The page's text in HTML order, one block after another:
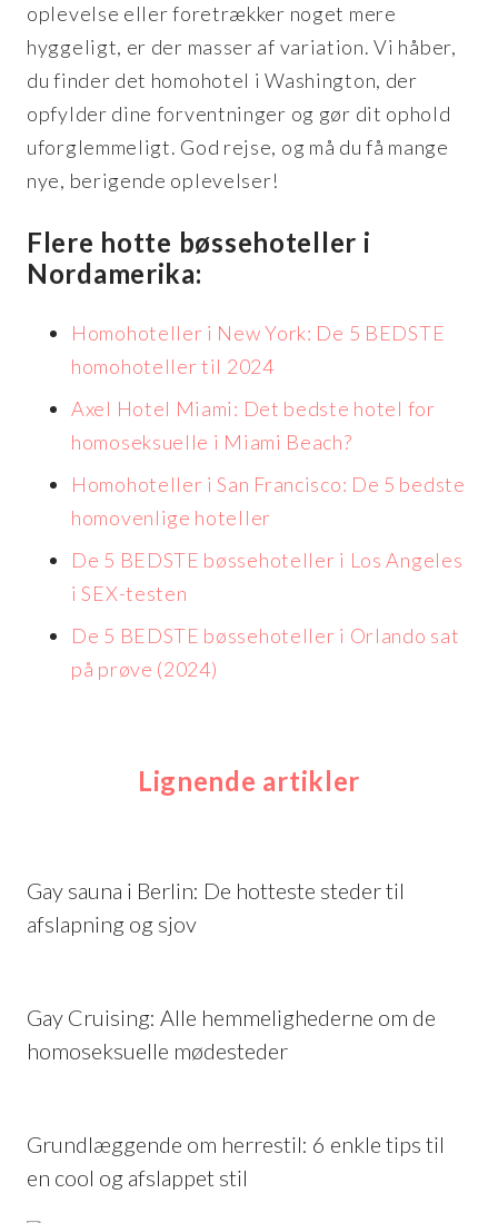
oplevelse eller foretrækker noget mere
hyggeligt, er der masser af variation. Vi håber,
du finder det homohotel i Washington, der
opfylder dine forventninger og gør dit ophold
uforglemmeligt. God rejse, og må du få mange
nye, berigende oplevelser!
Flere hotte bøssehoteller i
Nordamerika:
Homohoteller i New York: De 5 BEDSTE
homohoteller til 2024
Axel Hotel Miami: Det bedste hotel for
homoseksuelle i Miami Beach?
Homohoteller i San Francisco: De 5 bedste
homovenlige hoteller
De 5 BEDSTE bøssehoteller i Los Angeles
i SEX-testen
De 5 BEDSTE bøssehoteller i Orlando sat
på prøve (2024)
Lignende artikler
Gay sauna i Berlin: De hotteste steder til
afslapning og sjov
Gay Cruising: Alle hemmelighederne om de
homoseksuelle mødesteder
Grundlæggende om herrestil: 6 enkle tips til
en cool og afslappet stil